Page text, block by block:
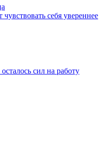
себя увереннее
сил на работу